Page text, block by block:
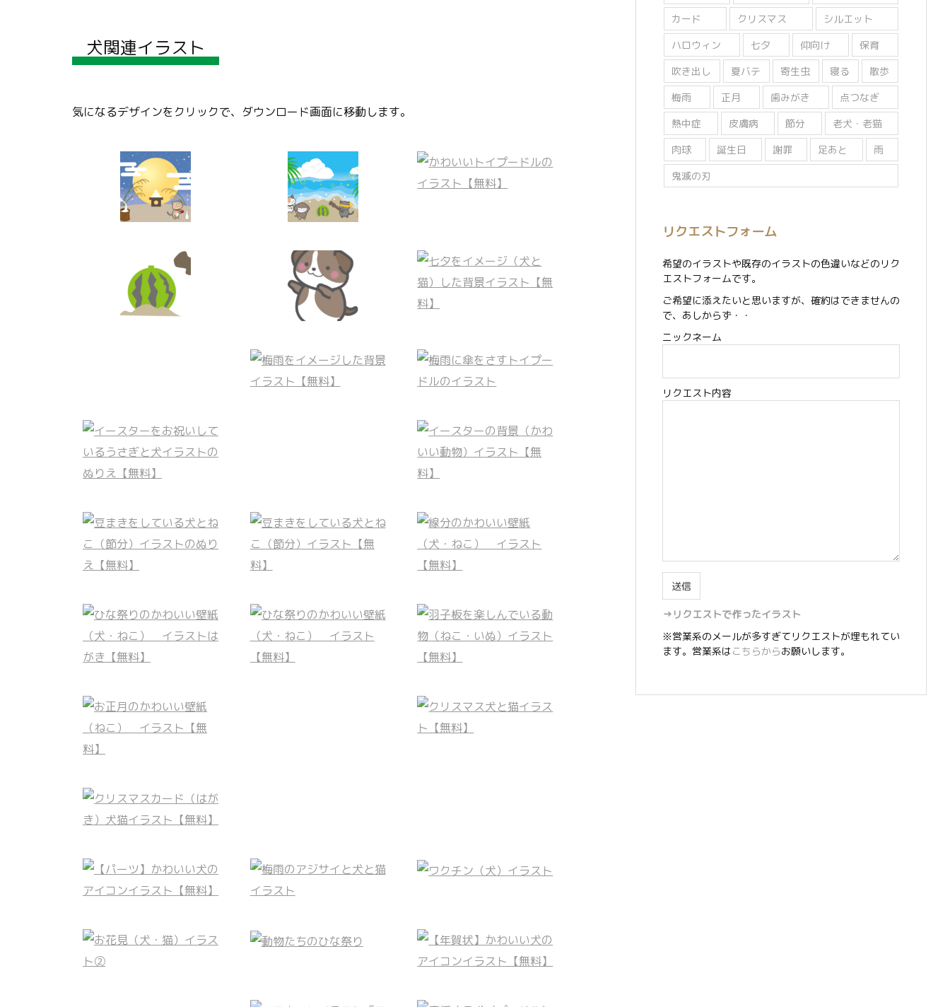
犬関連イラスト
気になるデザインをクリックで、ダウンロード画面に移動します。
カード
クリスマス
シルエット
ハロウィン
七夕 仰向け
保育
吹き出し
夏バテ 寄生虫 寝る
散歩
梅雨
正月 歯みがき
点つなぎ
熱中症
皮膚病 節分
老犬・老猫
肉球
誕生日 謝罪 足あと
雨
鬼滅の刃
リクエストフォーム
希望のイラストや既存のイラストの色違いなどのリク
エストフォームです。
ご希望に添えたいと思いますが、確約はできませんの
で、あしからず・・
ニックネーム
リクエスト内容
→リクエストで作ったイラスト
※営業系のメールが多すぎてリクエストが埋もれてい
ます。営業系はこちらからお願いします。